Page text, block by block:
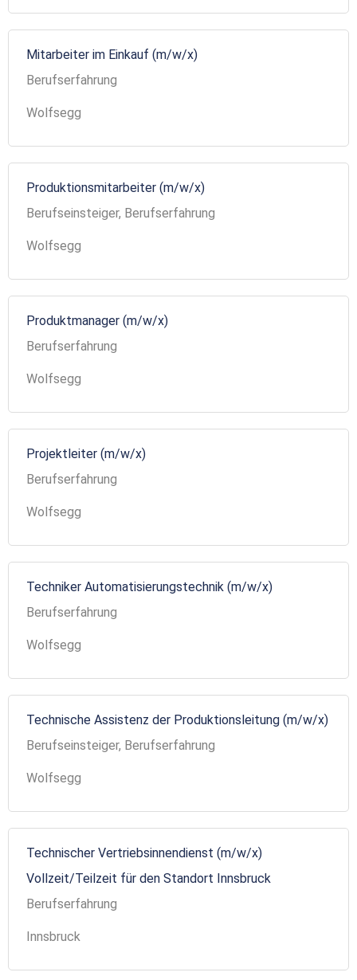
Mitarbeiter im Einkauf (m/w/x)
Berufserfahrung
Wolfsegg
Produktionsmitarbeiter (m/w/x)
Berufseinsteiger, Berufserfahrung
Wolfsegg
Produktmanager (m/w/x)
Berufserfahrung
Wolfsegg
Projektleiter (m/w/x)
Berufserfahrung
Wolfsegg
Techniker Automatisierungstechnik (m/w/x)
Berufserfahrung
Wolfsegg
Technische Assistenz der Produktionsleitung (m/w/x)
Berufseinsteiger, Berufserfahrung
Wolfsegg
Technischer Vertriebsinnendienst (m/w/x)
Vollzeit/Teilzeit für den Standort Innsbruck
Berufserfahrung
Innsbruck